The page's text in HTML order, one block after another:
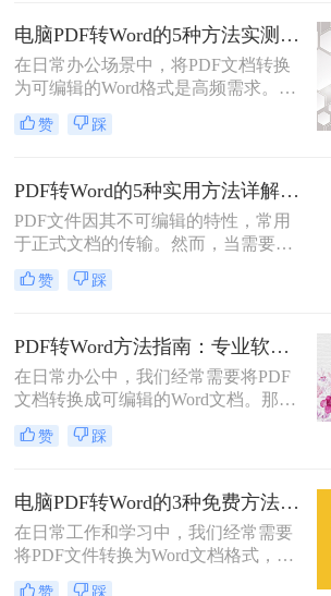
户高效完成转换。
电脑PDF转Word的5种方法实测指南：从在线工具到OCR识别与命令行自动化！
在日常办公场景中，将PDF文档转换
为可编辑的Word格式是高频需求。那
么电脑pdf怎么转换成word呢？本文综
合2025年最新技术动态，系统解析
赞 踩
PDF转Word的5种实用方法详解：含扫描件OCR处理与格式校对指南！
PDF文件因其不可编辑的特性，常用
于正式文档的传输。然而，当需要对
PDF内容进行修改时，将其转换为可
编辑的Word文档是必要的。那么pdf
常见且高效的方法，帮助您快速完成
转换。
赞 踩
PDF转Word方法指南：专业软件、在线工具、Word内置与改后缀名4种方案对比！
在日常办公中，我们经常需要将PDF
文档转换成可编辑的Word文档。那么
如何将pdf转换成word呢？本文将介绍
几种常用的PDF转Word的方法，助您
赞 踩
电脑PDF转Word的3种免费方法实测：含效果对比与适用场景说明！
在日常工作和学习中，我们经常需要
将PDF文件转换为Word文档格式，以
便进行编辑和修改。那么电脑pdf怎么
赞 踩